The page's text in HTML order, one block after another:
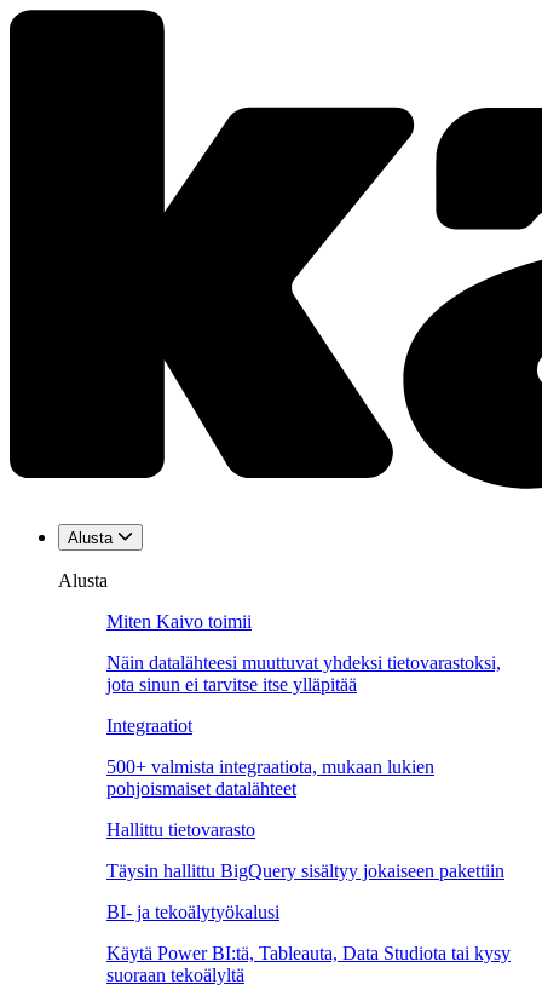
Alusta
Alusta
Miten Kaivo toimii
Näin datalähteesi muuttuvat yhdeksi tietovarastoksi,
jota sinun ei tarvitse itse ylläpitää
Integraatiot
500+ valmista integraatiota, mukaan lukien
pohjoismaiset datalähteet
Hallittu tietovarasto
Täysin hallittu BigQuery sisältyy jokaiseen pakettiin
BI- ja tekoälytyökalusi
Käytä Power BI:tä, Tableauta, Data Studiota tai kysy
suoraan tekoälyltä